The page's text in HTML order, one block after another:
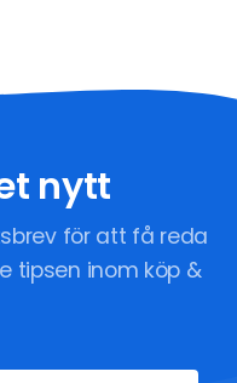
nytt
för att få reda
tipsen inom köp &